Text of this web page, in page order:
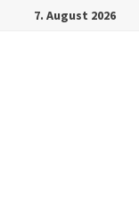
7. August 2026